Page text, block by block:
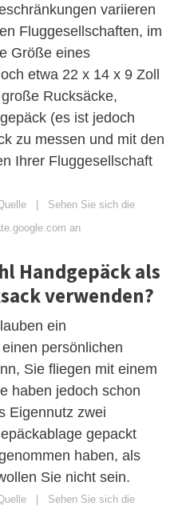
variieren
Fluggesellschaften, im
Größe eines
etwa 22 x 14 x 9 Zoll
Rucksäcke,
(es ist jedoch
zu messen und mit den
Ihrer Fluggesellschaft
| Sehen Sie sich die
an
Handgepäck als
verwenden?
ein
persönlichen
Sie fliegen mit einem
haben jedoch schon
Eigennutz zwei
gepackt
haben, als
Sie nicht sein.
| Sehen Sie sich die